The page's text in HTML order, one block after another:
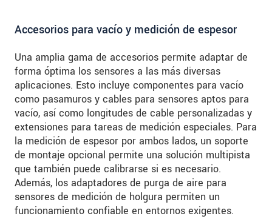
Accesorios para vacío y medición de espesor
Una amplia gama de accesorios permite adaptar de
forma óptima los sensores a las más diversas
aplicaciones. Esto incluye componentes para vacío
como pasamuros y cables para sensores aptos para
vacío, así como longitudes de cable personalizadas y
extensiones para tareas de medición especiales. Para
la medición de espesor por ambos lados, un soporte
de montaje opcional permite una solución multipista
que también puede calibrarse si es necesario.
Además, los adaptadores de purga de aire para
sensores de medición de holgura permiten un
funcionamiento confiable en entornos exigentes.